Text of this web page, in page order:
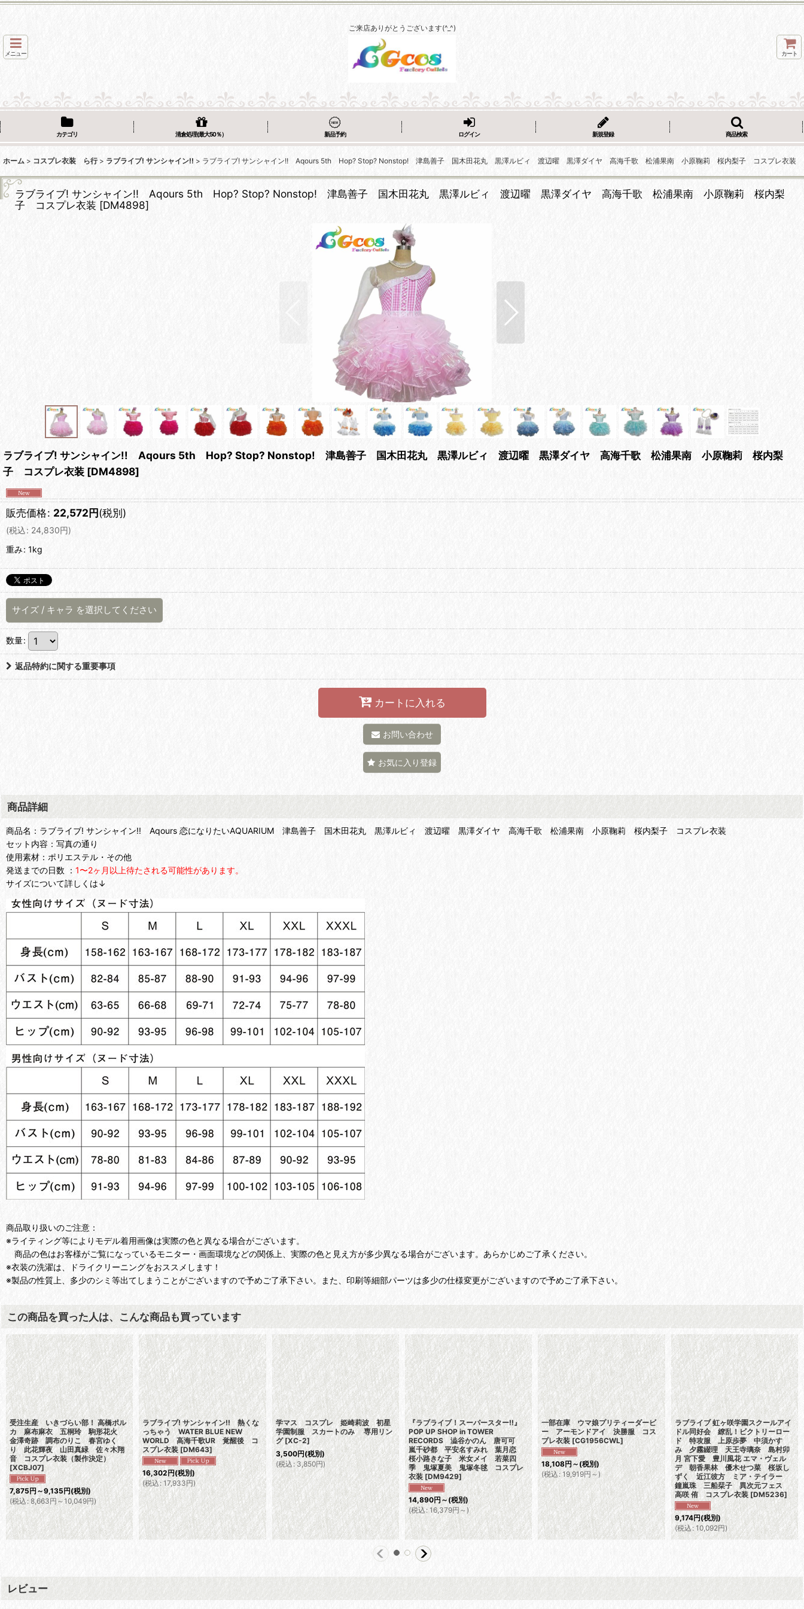
ご来店ありがとうございます(^_^)
メニュー カート
カテゴリ 清倉処理(最大50％） 新品予約 ログイン 新規登録 商品検索
ホーム > コスプレ衣装 ら行 > ラブライブ! サンシャイン!! > ラブライブ! サンシャイン!! Aqours 5th Hop? Stop? Nonstop! 津島善子 国木田花丸 黒澤ルビィ 渡辺曜 黒澤ダイヤ 高海千歌 松浦果南 小原鞠莉 桜内梨子 コスプレ衣装
ラブライブ! サンシャイン!! Aqours 5th Hop? Stop? Nonstop! 津島善子 国木田花丸 黒澤ルビィ 渡辺曜 黒澤ダイヤ 高海千歌 松浦果南 小原鞠莉 桜内梨
子 コスプレ衣装 [DM4898]
ラブライブ! サンシャイン!! Aqours 5th Hop? Stop? Nonstop! 津島善子 国木田花丸 黒澤ルビィ 渡辺曜 黒澤ダイヤ 高海千歌 松浦果南 小原鞠莉 桜内梨
子 コスプレ衣装 [DM4898]
販売価格: 22,572円(税別)
(税込: 24,830円)
重み: 1kg
サイズ / キャラ を選択してください
数量:
返品特約に関する重要事項
カートに入れる
お問い合わせ
お気に入り登録
商品詳細
商品名：ラブライブ! サンシャイン!! Aqours 恋になりたいAQUARIUM 津島善子 国木田花丸 黒澤ルビィ 渡辺曜 黒澤ダイヤ 高海千歌 松浦果南 小原鞠莉 桜内梨子 コスプレ衣装
セット内容：写真の通り
使用素材：ポリエステル・その他
発送までの日数 ： 1〜2ヶ月以上待たされる可能性があります。
サイズについて詳しくは↓
商品取り扱いのご注意：
※ライティング等によりモデル着用画像は実際の色と異なる場合がございます。
商品の色はお客様がご覧になっているモニター・画面環境などの関係上、実際の色と見え方が多少異なる場合がございます。あらかじめご了承ください。
※衣装の洗濯は、ドライクリーニングをおススメします！
※製品の性質上、多少のシミ等出てしまうことがございますので予めご了承下さい。また、印刷等細部パーツは多少の仕様変更がございますので予めご了承下さい。
この商品を買った人は、こんな商品も買っています
受注生産 いきづらい部！ 高橋ポル
カ 麻布麻衣 五桐玲 駒形花火
金澤奇跡 調布のりこ 春宮ゆく
り 此花輝夜 山田真緑 佐々木翔
音 コスプレ衣装（製作決定）
[XCBJ07]
7,875円～9,135円(税別)
(税込: 8,663円～10,049円)
ラブライブ! サンシャイン!! 熱くな
っちゃう WATER BLUE NEW
WORLD 高海千歌UR 覚醒後 コ
スプレ衣装 [DM643]
16,302円(税別)
(税込: 17,933円)
学マス コスプレ 姫崎莉波 初星
学園制服 スカートのみ 専用リン
グ [XC-2]
3,500円(税別)
(税込 : 3,850円)
『ラブライブ！スーパースター!!』
POP UP SHOP in TOWER
RECORDS 澁谷かのん 唐可可
嵐千砂都 平安名すみれ 葉月恋
桜小路きな子 米女メイ 若菜四
季 鬼塚夏美 鬼塚冬毬 コスプレ
衣装 [DM9429]
14,890円～ (税別)
(税込: 16,379円～)
一部在庫 ウマ娘プリティーダービ
ー アーモンドアイ 決勝服 コス
プレ衣装 [CG1956CWL]
18,108円～(税別)
(税込: 19,919円 ～)
ラブライブ 虹ヶ咲学園スクールアイ
ドル同好会 繚乱！ビクトリーロー
ド 特攻服 上原歩夢 中須かす
み 夕霧綴理 天王寺璃奈 島村卯
月 宮下愛 豊川風花 エマ・ヴェル
デ 朝香果林 優木せつ菜 桜坂し
ずく 近江彼方 ミア・テイラー
鐘嵐珠 三船栞子 異次元フェス
高咲 侑 コスプレ衣装 [DM5236]
9,174円(税別)
(税込: 10,092円)
レビュー